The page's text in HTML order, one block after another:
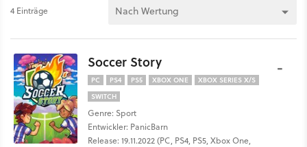
4 Einträge
Soccer Story
PC PS4 PS5 XBOX ONE
XBOX SERIES X/S
SWITCH
Genre: Sport
Entwickler: PanicBarn
Release: 19.11.2022 (PC, PS4, PS5, Xbox One,
-